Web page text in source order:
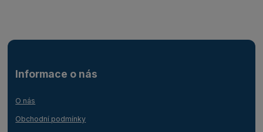
Informace o nás
O nás
Obchodní podmínky